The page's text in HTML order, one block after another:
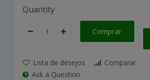
Quantity
Comprar
Lista de desejos
Comparar
Ask a Question